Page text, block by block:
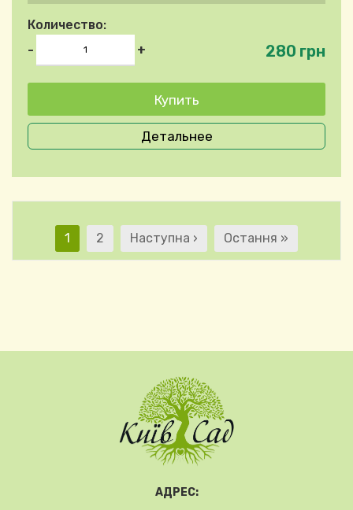
Количество:
-
+ 280 грн
Детальнее
Нумерация страниц
Текущая страница
1 Страница
2 Следующая страница
Наступна › Последняя страница
Остання »
АДРЕС: